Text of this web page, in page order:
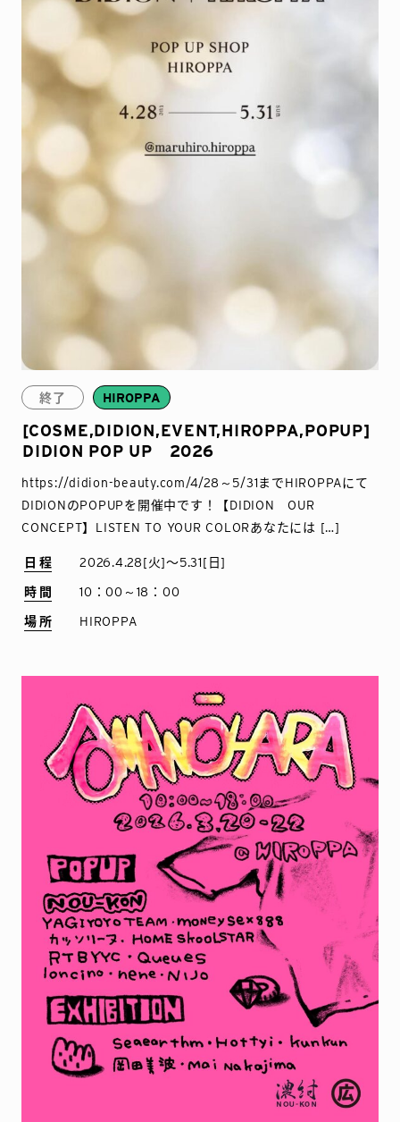
終了 HIROPPA
[COSME,DIDION,EVENT,HIROPPA,POPUP]
DIDION POP UP 2026
https://didion-beauty.com/4/28～5/31までHIROPPAにて
DIDIONのPOPUPを開催中です！【DIDION OUR
CONCEPT】LISTEN TO YOUR COLORあなたには […]
日程 2026.4.28[火]〜5.31[日]
時間 10：00～18：00
場所 HIROPPA